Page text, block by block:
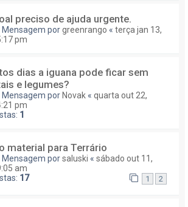
preciso de ajuda urgente.
Mensagem porgreenrango « terça jan 13,
pm
dias a iguana pode ficar sem
e legumes?
Mensagem por Novak « quarta out 22,
pm
1
material para Terrário
Mensagem porsaluski « sábado out 11,
am
17 1 2